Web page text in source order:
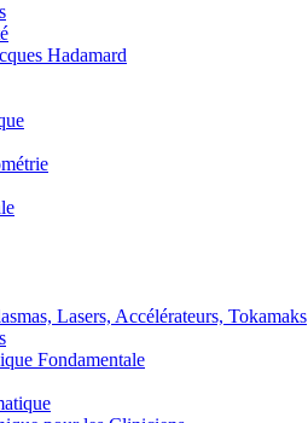
Hadamard
Lasers, Accélérateurs, Tokamaks
Fondamentale